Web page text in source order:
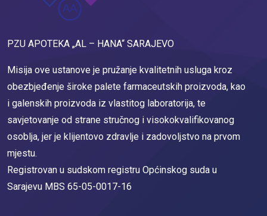
PZU APOTEKA „AL – HANA“ SARAJEVO
Misija ove ustanove je pružanje kvalitetnih usluga kroz
obezbjeđenje široke palete farmaceutskih proizvoda, kao
i galenskih proizvoda iz vlastitog laboratorija, te
savjetovanje od strane stručnog i visokokvalifikovanog
osoblja, jer je klijentovo zdravlje i zadovoljstvo na prvom
mjestu.
Registrovan u sudskom registru Općinskog suda u
Sarajevu MBS 65-05-0017-16